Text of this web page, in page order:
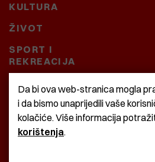
KULTURA
ŽIVOT
SPORT I
REKREACIJA
CRNA KRONIKA
BAŠTARDINI I PRAVI
KRASNA ZEMLJA
Da bi ova web-stranica mogla
i da bismo unaprijedili vaše
kolačiće. Više informacija
korištenja.